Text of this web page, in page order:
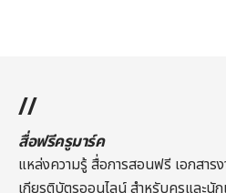
//
สื่อฟรีครูมาร์ค
แหล่งความรู้ สื่อการสอนฟรี เอกสาร